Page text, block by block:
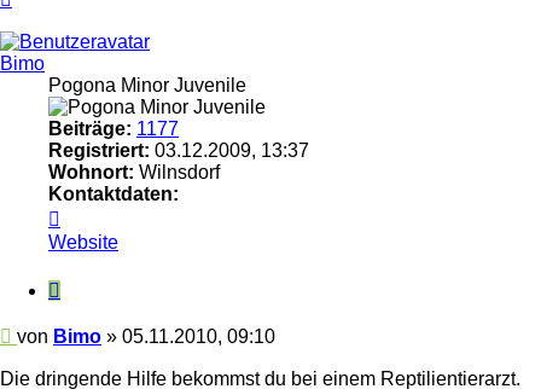
Bimo
Pogona Minor Juvenile
Beiträge: 1177
Registriert: 03.12.2009, 13:37
Wohnort: Wilnsdorf
Kontaktdaten:
von
Bimo
Website
Zitieren
Beitrag
von Bimo » 05.11.2010, 09:10
Die dringende Hilfe bekommst du bei einem Reptilientierarzt.